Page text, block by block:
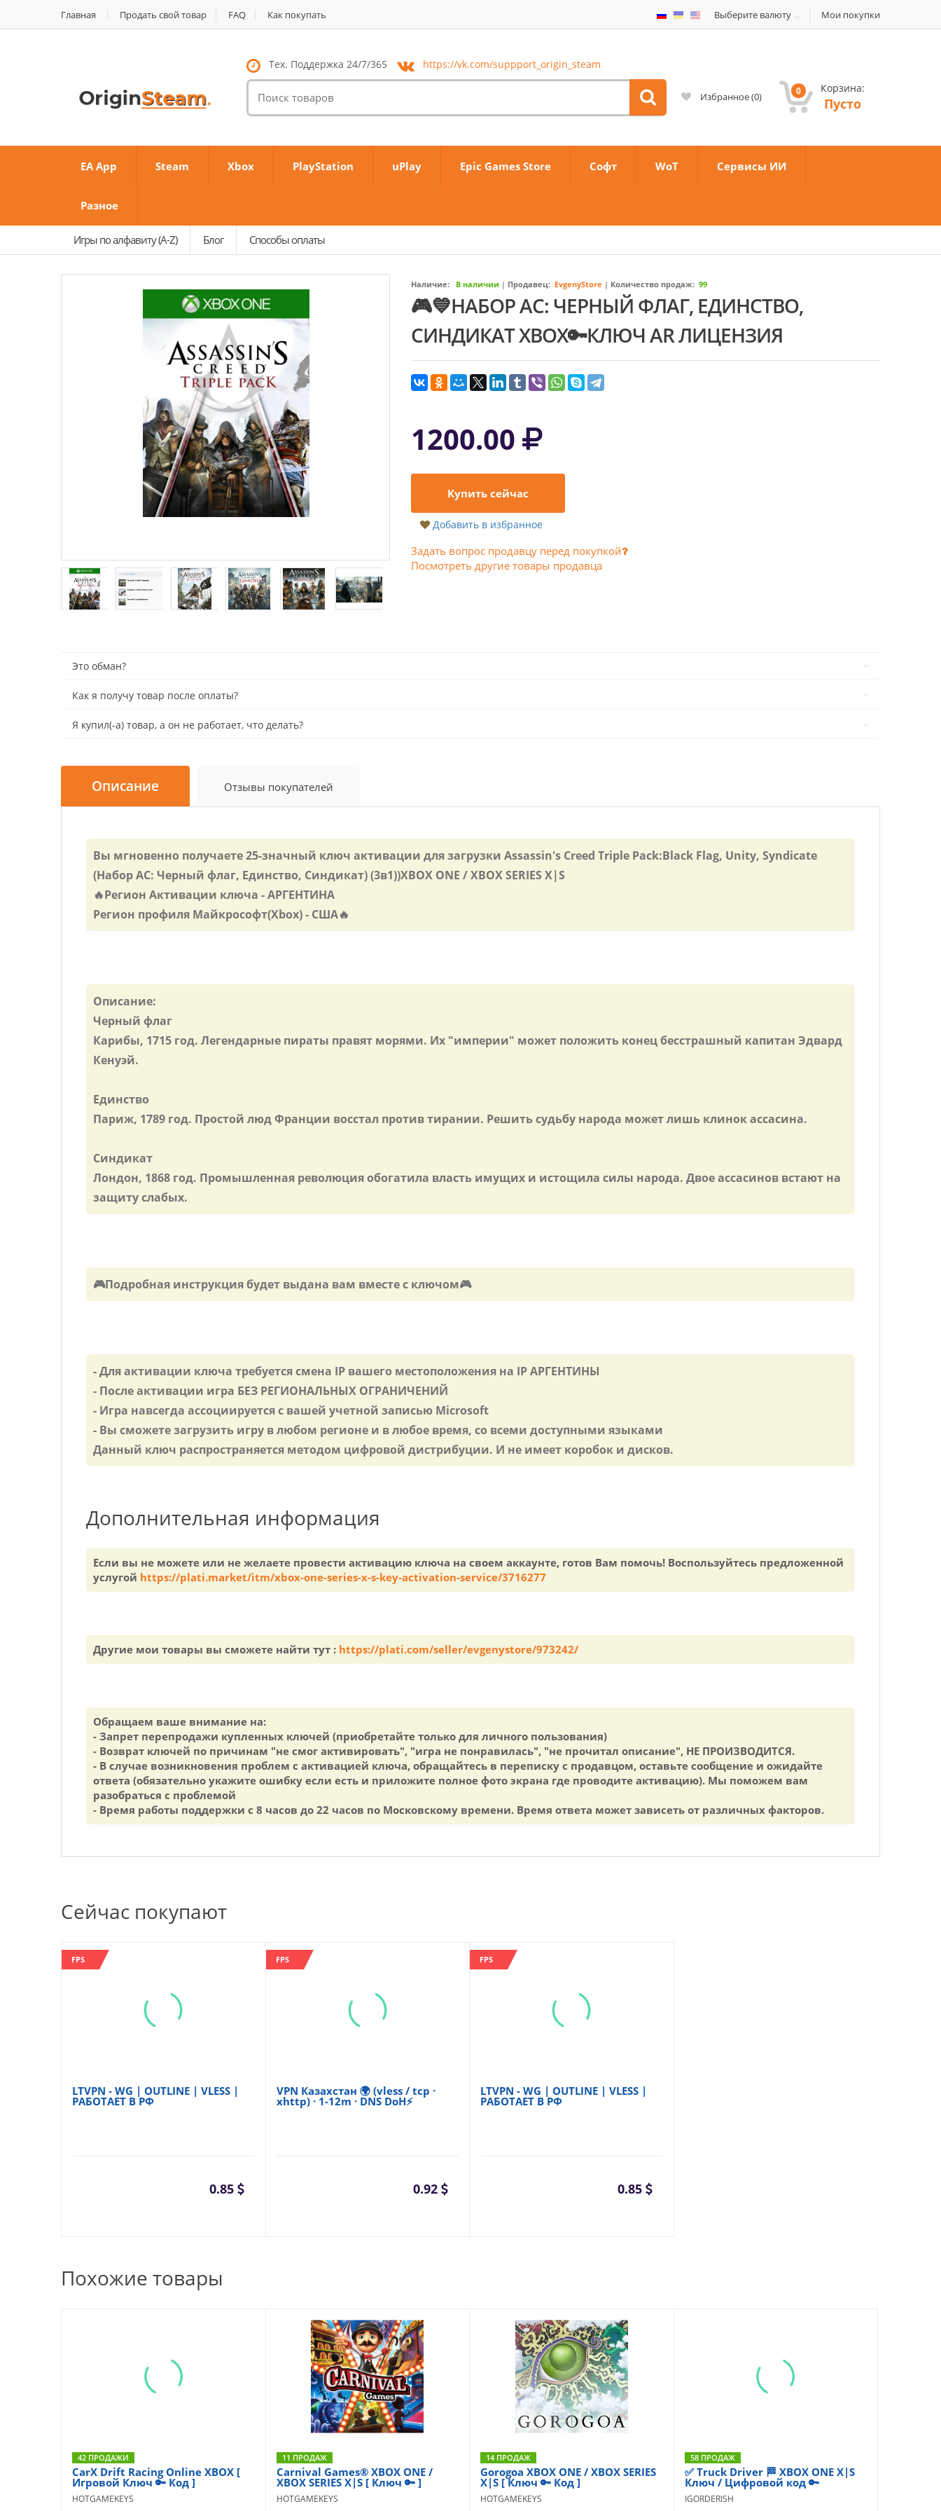
Главная Продать свой товар FAQ Как покупать Выберите валюту Мои покупки
Тех. Поддержка 24/7/365 https://vk.com/suppport_origin_steam
Поиск
товаров:
Избранное(0) 0 Корзина:
Пусто
EA App Steam Xbox PlayStation uPlay Epic Games Store Софт WoT Сервисы ИИ
Разное
Игры по алфавиту (A-Z) Блог Способы оплаты
Наличие: В наличии | Продавец: EvgenyStore | Количество продаж: 99
🎮💙НАБОР AC: ЧЕРНЫЙ ФЛАГ, ЕДИНСТВО,
СИНДИКАТ XBOX🔑КЛЮЧ AR ЛИЦЕНЗИЯ
1200.00
Купить сейчас
Добавить в избранное
Задать вопрос продавцу перед покупкой
Посмотреть другие товары продавца
Это обман?
Как я получу товар после оплаты?
Я купил(-а) товар, а он не работает, что делать?
Описание Отзывы покупателей
Вы мгновенно получаете 25-значный ключ активации для загрузки Assassin's Creed Triple Pack:Black Flag, Unity, Syndicate
(Набор AC: Черный флаг, Единство, Синдикат) (3в1))XBOX ONE / XBOX SERIES X|S
🔥Регион Активации ключа - АРГЕНТИНА
Регион профиля Майкрософт(Xbox) - США🔥
Описание:
Черный флаг
Карибы, 1715 год. Легендарные пираты правят морями. Их "империи" может положить конец бесстрашный капитан Эдвард
Кенуэй.
Единство
Париж, 1789 год. Простой люд Франции восстал против тирании. Решить судьбу народа может лишь клинок асcасина.
Синдикат
Лондон, 1868 год. Промышленная революция обогатила власть имущих и истощила силы народа. Двое ассасинов встают на
защиту слабых.
🎮Подробная инструкция будет выдана вам вместе с ключом🎮
- Для активации ключа требуется смена IP вашего местоположения на IP АРГЕНТИНЫ
- После активации игра БЕЗ РЕГИОНАЛЬНЫХ ОГРАНИЧЕНИЙ
- Игра навсегда ассоциируется с вашей учетной записью Microsoft
- Вы сможете загрузить игру в любом регионе и в любое время, со всеми доступными языками
Данный ключ распространяется методом цифровой дистрибуции. И не имеет коробок и дисков.
Дополнительная информация
Если вы не можете или не желаете провести активацию ключа на своем аккаунте, готов Вам помочь! Воспользуйтесь предложенной
услугой https://plati.market/itm/xbox-one-series-x-s-key-activation-service/3716277
Другие мои товары вы сможете найти тут : https://plati.com/seller/evgenystore/973242/
Обращаем ваше внимание на:
- Запрет перепродажи купленных ключей (приобретайте только для личного пользования)
- Возврат ключей по причинам "не смог активировать", "игра не понравилась", "не прочитал описание", НЕ ПРОИЗВОДИТСЯ.
- В случае возникновения проблем с активацией ключа, обращайтесь в переписку с продавцом, оставьте сообщение и ожидайте
ответа (обязательно укажите ошибку если есть и приложите полное фото экрана где проводите активацию). Мы поможем вам
разобраться с проблемой
- Время работы поддержки с 8 часов до 22 часов по Московскому времени. Время ответа может зависеть от различных факторов.
Сейчас покупают
FPS
LTVPN - WG | OUTLINE | VLESS |
РАБОТАЕТ В РФ
0.85
FPS
VPN Казахстан 🌍 (vless / tcp ·
xhttp) · 1-12m · DNS DoH⚡
0.92
FPS
LTVPN - WG | OUTLINE | VLESS |
РАБОТАЕТ В РФ
0.85
Похожие товары
42 ПРОДАЖИ
CarX Drift Racing Online XBOX [
Игровой Ключ 🔑 Код ]
HOTGAMEKEYS
11 ПРОДАЖ
Carnival Games® XBOX ONE /
XBOX SERIES X|S [ Ключ 🔑 ]
HOTGAMEKEYS
14 ПРОДАЖ
Gorogoa XBOX ONE / XBOX SERIES
X|S [ Ключ 🔑 Код ]
HOTGAMEKEYS
58 ПРОДАЖ
✅ Truck Driver 🏁 XBOX ONE X|S
Ключ / Цифровой код 🔑
IGORDERISH